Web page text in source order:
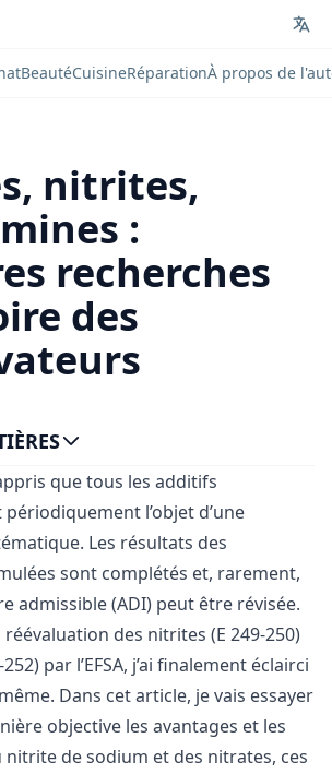
BeautéCuisineRéparationÀ propos de
nitrites,
:
recherches
des
que tous les additifs
l’objet d’une
Les résultats des
sont complétés et, rarement,
admissible (ADI) peut être révisée.
des nitrites (E 249-250)
par l’EFSA, j’ai finalement éclairci
Dans cet article, je vais essayer
objective les avantages et les
de sodium et des nitrates, ces